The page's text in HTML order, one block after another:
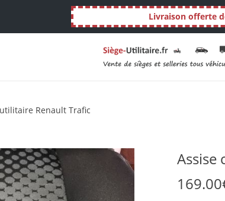
Livraison offerte
Renault Trafic
Assise
169.00